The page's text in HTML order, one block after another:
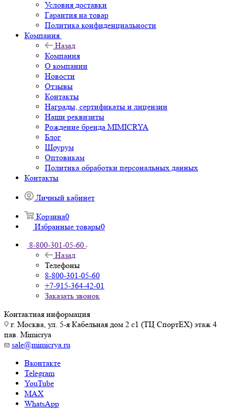
Условия доставки
Гарантия на товар
Политика конфиденциальности
Компания
Назад
Компания
О компании
Новости
Отзывы
Контакты
Награды, сертификаты и лицензии
Наши реквизиты
Рождение бренда MIMICRYA
Блог
Шоурум
Оптовикам
Политика обработки персональных данных
Контакты
Личный кабинет
Корзина0
Избранные товары0
8-800-301-05-60
Назад
Телефоны
8-800-301-05-60
+7-915-364-42-01
Заказать звонок
Контактная информация
г. Москва, ул. 5-я Кабельная дом 2 с1 (ТЦ СпортEX) этаж 4
пав. Mimicrya
sale@mimicrya.ru
Вконтакте
Telegram
YouTube
MAX
WhatsApp